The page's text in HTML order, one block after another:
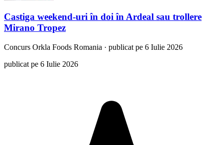
Castiga weekend-uri în doi în Ardeal sau trollere
Mirano Tropez
Concurs Orkla Foods Romania · publicat pe 6 Iulie 2026
publicat pe 6 Iulie 2026